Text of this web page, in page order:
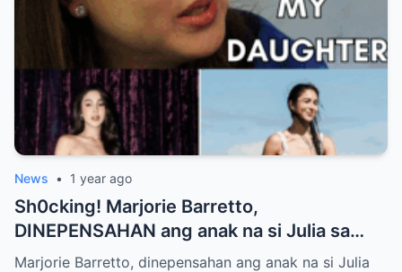
News • 1 year ago
Sh0cking! Marjorie Barretto,
DINEPENSAHAN ang anak na si Julia sa
gitna ng Camiguin issue
Marjorie Barretto, dinepensahan ang anak na si Julia